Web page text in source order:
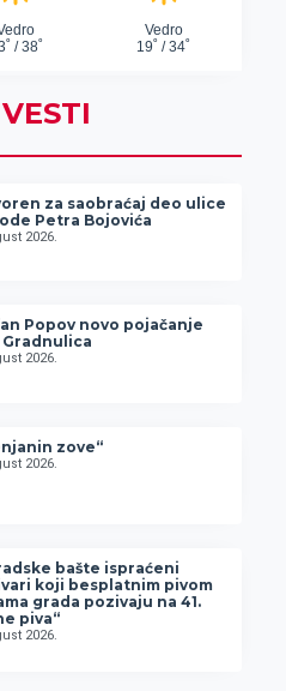
za saobraćaj deo ulice
Petra Bojovića
2026.
Popov novo pojačanje
Gradnulica
2026.
zove“
2026.
bašte ispraćeni
koji besplatnim pivom
grada pozivaju na 41.
piva“
2026.